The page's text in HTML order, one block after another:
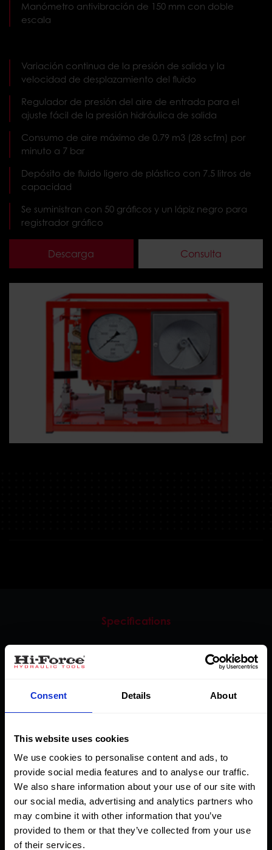
Consent Details About
This website uses cookies
We use cookies to personalise content and ads, to
provide social media features and to analyse our traffic.
We also share information about your use of our site with
our social media, advertising and analytics partners who
may combine it with other information that you’ve
provided to them or that they’ve collected from your use
of their services.
Manómetro antivibración de 150 mm con doble
escala
Variación continua de la presión de salida y la
velocidad de desplazamiento del fluido
Regulador de presión del aire de entrada para el
ajuste fácil de la presión hidráulica de salida
Consumo de aire máximo de 0.79 m3 (28 scfm) por
minuto a 7 bar
Depósito de fluido ligero de plástico con 7.5 litros de
capacidad
Se suministran con 50 gráficos y un lápiz negro para
registrador gráfico
Descarga Consulta
Specifications
Número
modelo
presión de entrada
fluido por
carrera (cm
10
0.69
bar
50
3.45
bar
6.9
bar
CR
6 69